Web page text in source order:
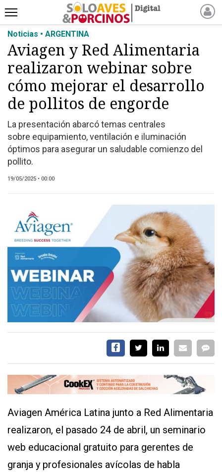
INICIO
NOTICIAS RECIENTES
NOTICIAS
ARTÍCULOS
PRODUCCIÓN
PROCESO
PRODUCTO
NUEVOS PRODUCTOS
MARKETPLACE
DIRECTORIO
CALENDARIO
MEDIA KIT
SERVICIOS
AYUDA
CONDICIONES
DE
PRIVACIDAD
MAPA
DEL
SITIO
APP
PARA
SMARTPHONE
Noticias • ARGENTINA
Aviagen y Red Alimentaria
realizaron webinar sobre
cómo mejorar el desarrollo
de pollitos de engorde
La presentación abarcó temas centrales
sobre equipamiento, ventilación e iluminación
óptimos para asegurar un saludable comienzo del
pollito.
19/05/2025 • 00:00
Aviagen América Latina junto a Red Alimentaria
realizaron, el pasado 24 de abril, un seminario
web educacional gratuito para gerentes de
granja y profesionales avícolas de habla